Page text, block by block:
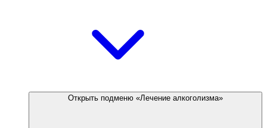
Открыть подменю «Лечение алкоголизма»